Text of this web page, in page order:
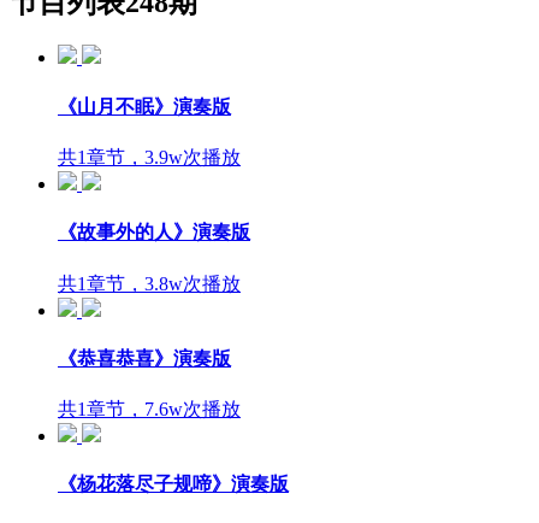
《山月不眠》演奏版
共1章节，3.9w次播放
《故事外的人》演奏版
共1章节，3.8w次播放
《恭喜恭喜》演奏版
共1章节，7.6w次播放
《杨花落尽子规啼》演奏版